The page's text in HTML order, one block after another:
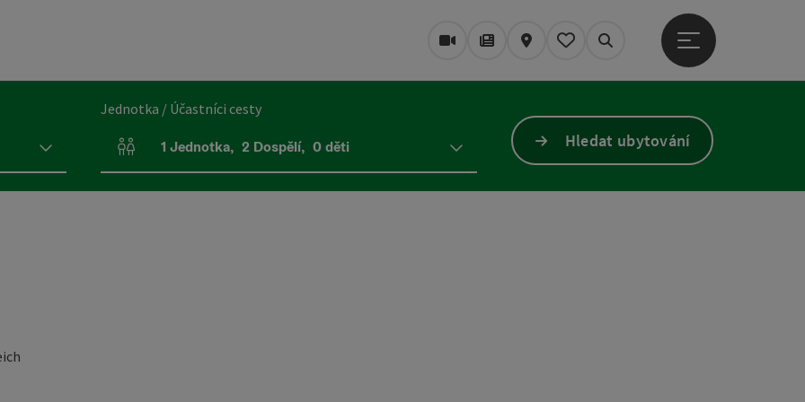
Webové kamery
Časopis/Blog
MapaZapamatované
Vyhledávání
Otevřít hlavní
Jednotka / Účastníci cesty
Počet jednotek a polí pro osoby
1 Jednotka, 2 Dospělí, 0 děti Hledat ubytování